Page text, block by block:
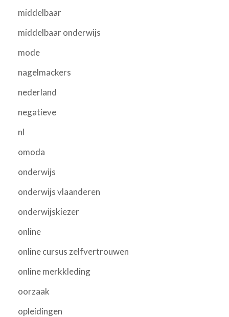
middelbaar
middelbaar onderwijs
mode
nagelmackers
nederland
negatieve
nl
omoda
onderwijs
onderwijs vlaanderen
onderwijskiezer
online
online cursus zelfvertrouwen
online merkkleding
oorzaak
opleidingen